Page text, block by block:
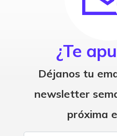
¿Te
Déjanos tu
newsletter
próxima